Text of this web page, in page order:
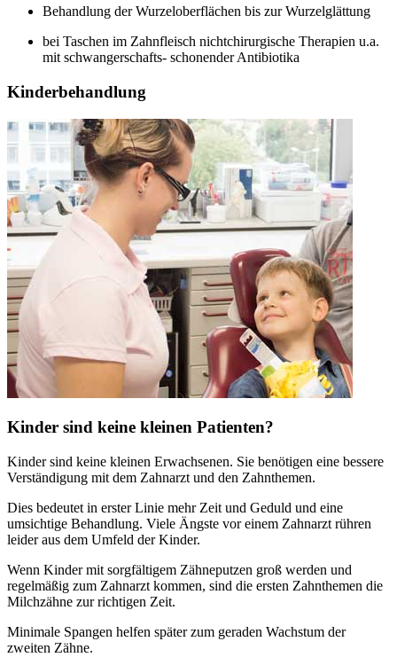
Behandlung der Wurzeloberflächen bis zur Wurzelglättung
bei Taschen im Zahnfleisch nichtchirurgische Therapien u.a.
mit schwangerschafts- schonender Antibiotika
Kinderbehandlung
Kinder sind keine kleinen Patienten?
Kinder sind keine kleinen Erwachsenen. Sie benötigen eine bessere
Verständigung mit dem Zahnarzt und den Zahnthemen.
Dies bedeutet in erster Linie mehr Zeit und Geduld und eine
umsichtige Behandlung. Viele Ängste vor einem Zahnarzt rühren
leider aus dem Umfeld der Kinder.
Wenn Kinder mit sorgfältigem Zähneputzen groß werden und
regelmäßig zum Zahnarzt kommen, sind die ersten Zahnthemen die
Milchzähne zur richtigen Zeit.
Minimale Spangen helfen später zum geraden Wachstum der
zweiten Zähne.